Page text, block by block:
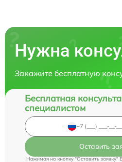
Нужна
Закажите бесплатную
Бесплатная
специалистом
Оставить
Нажимая на кнопку "Оставить заявку"